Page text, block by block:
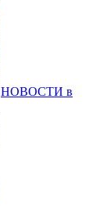
НОВОСТИ в